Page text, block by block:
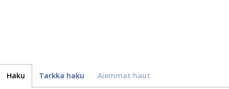
Haku Tarkka haku Aiemmat haut